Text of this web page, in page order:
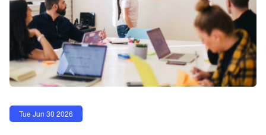
Tue Jun 30 2026